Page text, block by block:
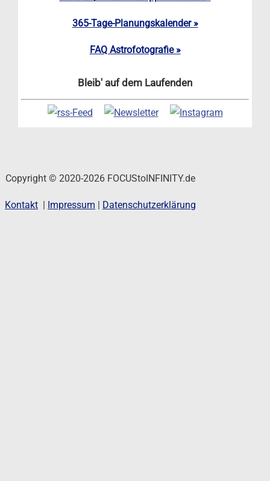
365-Tage-Planungskalender »
FAQ Astrofotografie »
Bleib' auf dem Laufenden
Copyright © 2020-2026 FOCUStoINFINITY.de
Kontakt | Impressum | Datenschutzerklärung